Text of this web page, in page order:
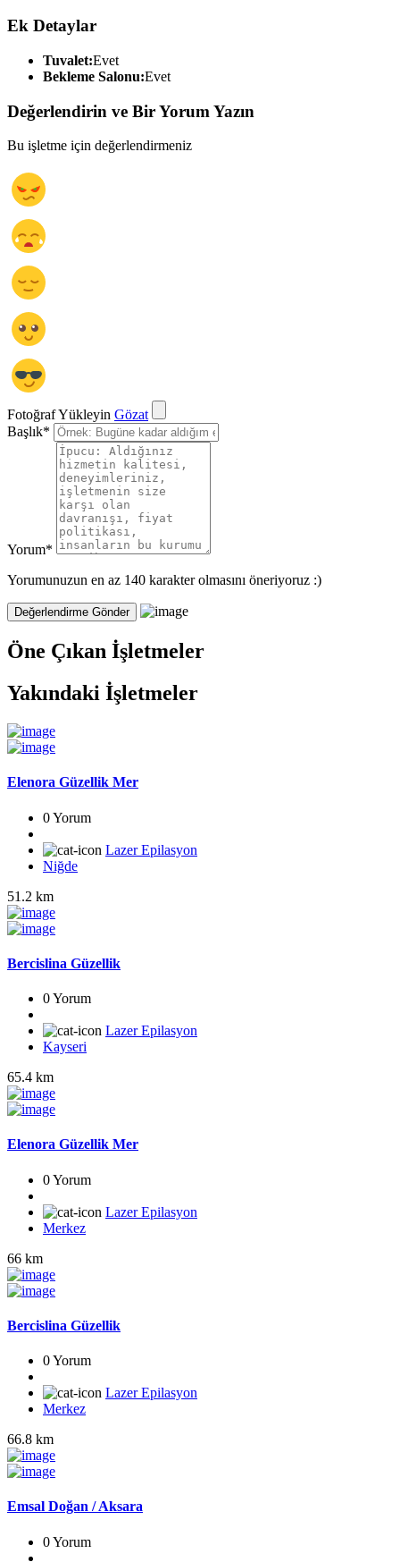
Ek Detaylar
Tuvalet:Evet
Bekleme Salonu:Evet
Değerlendirin ve Bir Yorum Yazın
Bu işletme için değerlendirmeniz
Fotoğraf Yükleyin Gözat
Başlık*
Yorum*
Yorumunuzun en az 140 karakter olmasını öneriyoruz :)
Öne Çıkan İşletmeler
Yakındaki İşletmeler
Elenora Güzellik Mer
0 Yorum
Lazer Epilasyon
Niğde
51.2 km
Bercislina Güzellik
0 Yorum
Lazer Epilasyon
Kayseri
65.4 km
Elenora Güzellik Mer
0 Yorum
Lazer Epilasyon
Merkez
66 km
Bercislina Güzellik
0 Yorum
Lazer Epilasyon
Merkez
66.8 km
Emsal Doğan / Aksara
0 Yorum